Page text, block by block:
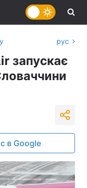
рус
запускає
в Google